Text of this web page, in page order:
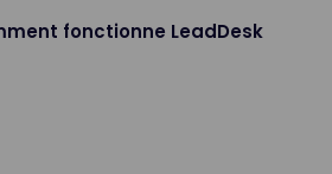
fonctionne LeadDesk